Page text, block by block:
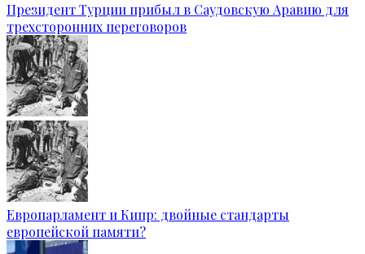
Президент Турции прибыл в Саудовскую Аравию для
трехсторонних переговоров
Европарламент и Кипр: двойные стандарты
европейской памяти?